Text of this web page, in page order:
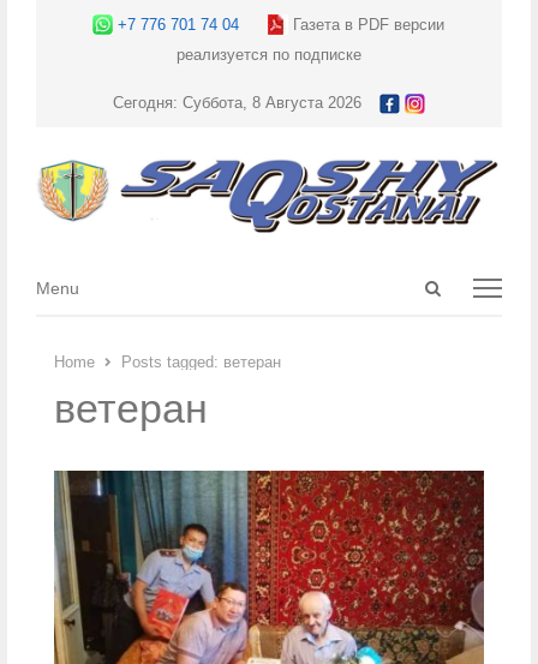
+7 776 701 74 04
Газета в PDF версии
реализуется по подписке
Сегодня: Суббота, 8 Августа 2026
Open
Menu
Menu
Home Posts tagged: ветеран
ветеран